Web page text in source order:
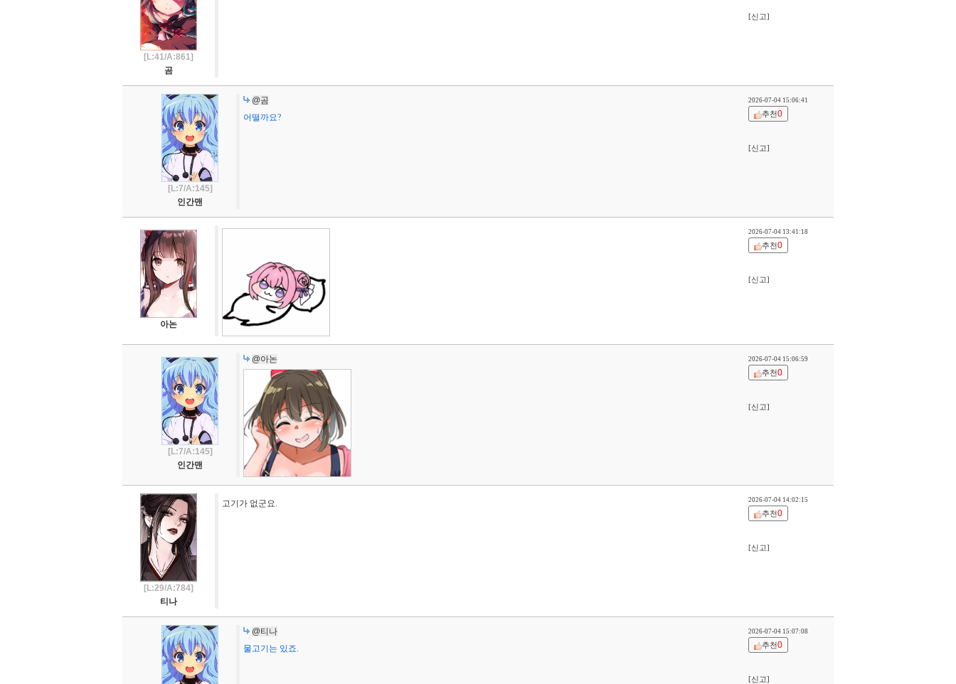
[L:41/A:861]
곰
[신고]
[L:7/A:145]
인간맨
@곰
어떨까요?
2026-07-04 15:06:41
추천0
[신고]
아논
2026-07-04 13:41:18
추천0
[신고]
[L:7/A:145]
인간맨
@아논 2026-07-04 15:06:59
추천0
[신고]
[L:29/A:784]
티나
고기가 없군요. 2026-07-04 14:02:15
추천0
[신고]
@티나
물고기는 있죠.
2026-07-04 15:07:08
추천0
[신고]